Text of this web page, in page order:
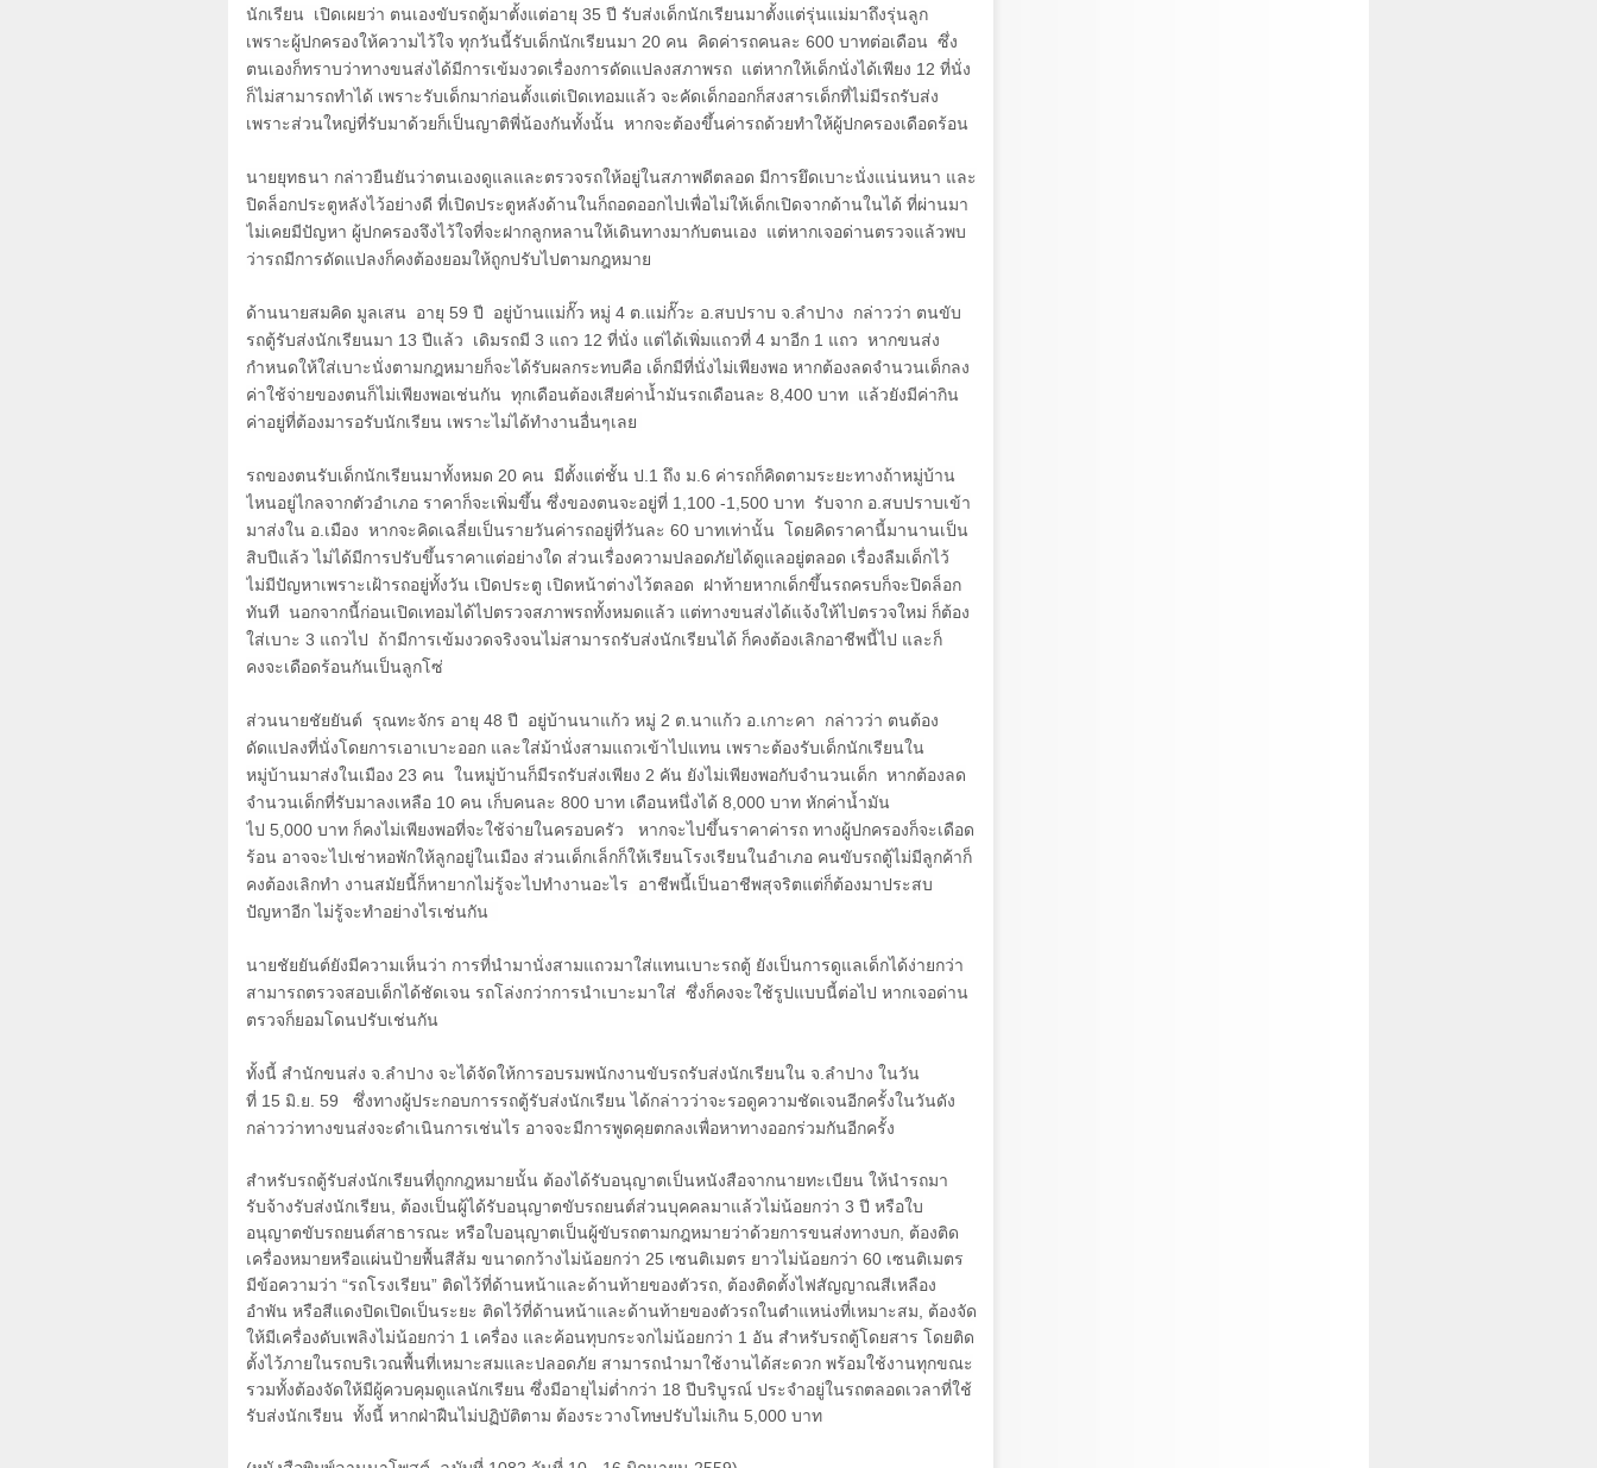
นักเรียน เปิดเผยว่า ตนเองขับรถตู้มาตั้งแต่อายุ 35 ปี รับส่งเด็กนักเรียนมาตั้งแต่รุ่นแม่มาถึงรุ่นลูก
เพราะผู้ปกครองให้ความไว้ใจ ทุกวันนี้รับเด็กนักเรียนมา 20 คน คิดค่ารถคนละ 600 บาทต่อเดือน ซึ่ง
ตนเองก็ทราบว่าทางขนส่งได้มีการเข้มงวดเรื่องการดัดแปลงสภาพรถ แต่หากให้เด็กนั่งได้เพียง 12 ที่นั่ง
ก็ไม่สามารถทำได้ เพราะรับเด็กมาก่อนตั้งแต่เปิดเทอมแล้ว จะคัดเด็กออกก็สงสารเด็กที่ไม่มีรถรับส่ง
เพราะส่วนใหญ่ที่รับมาด้วยก็เป็นญาติพี่น้องกันทั้งนั้น หากจะต้องขึ้นค่ารถด้วยทำให้ผู้ปกครองเดือดร้อน
นายยุทธนา กล่าวยืนยันว่าตนเองดูแลและตรวจรถให้อยู่ในสภาพดีตลอด มีการยึดเบาะนั่งแน่นหนา และ
ปิดล็อกประตูหลังไว้อย่างดี ที่เปิดประตูหลังด้านในก็ถอดออกไปเพื่อไม่ให้เด็กเปิดจากด้านในได้ ที่ผ่านมา
ไม่เคยมีปัญหา ผู้ปกครองจึงไว้ใจที่จะฝากลูกหลานให้เดินทางมากับตนเอง แต่หากเจอด่านตรวจแล้วพบ
ว่ารถมีการดัดแปลงก็คงต้องยอมให้ถูกปรับไปตามกฎหมาย
ด้านนายสมคิด มูลเสน อายุ 59 ปี อยู่บ้านแม่กั๊ว หมู่ 4 ต.แม่กั๊วะ อ.สบปราบ จ.ลำปาง กล่าวว่า ตนขับ
รถตู้รับส่งนักเรียนมา 13 ปีแล้ว เดิมรถมี 3 แถว 12 ที่นั่ง แต่ได้เพิ่มแถวที่ 4 มาอีก 1 แถว หากขนส่ง
กำหนดให้ใส่เบาะนั่งตามกฎหมายก็จะได้รับผลกระทบคือ เด็กมีที่นั่งไม่เพียงพอ หากต้องลดจำนวนเด็กลง
ค่าใช้จ่ายของตนก็ไม่เพียงพอเช่นกัน ทุกเดือนต้องเสียค่าน้ำมันรถเดือนละ 8,400 บาท แล้วยังมีค่ากิน
ค่าอยู่ที่ต้องมารอรับนักเรียน เพราะไม่ได้ทำงานอื่นๆเลย
รถของตนรับเด็กนักเรียนมาทั้งหมด 20 คน มีตั้งแต่ชั้น ป.1 ถึง ม.6 ค่ารถก็คิดตามระยะทางถ้าหมู่บ้าน
ไหนอยู่ไกลจากตัวอำเภอ ราคาก็จะเพิ่มขึ้น ซึ่งของตนจะอยู่ที่ 1,100 -1,500 บาท รับจาก อ.สบปราบเข้า
มาส่งใน อ.เมือง หากจะคิดเฉลี่ยเป็นรายวันค่ารถอยู่ที่วันละ 60 บาทเท่านั้น โดยคิดราคานี้มานานเป็น
สิบปีแล้ว ไม่ได้มีการปรับขึ้นราคาแต่อย่างใด ส่วนเรื่องความปลอดภัยได้ดูแลอยู่ตลอด เรื่องลืมเด็กไว้
ไม่มีปัญหาเพราะเฝ้ารถอยู่ทั้งวัน เปิดประตู เปิดหน้าต่างไว้ตลอด ฝาท้ายหากเด็กขึ้นรถครบก็จะปิดล็อก
ทันที นอกจากนี้ก่อนเปิดเทอมได้ไปตรวจสภาพรถทั้งหมดแล้ว แต่ทางขนส่งได้แจ้งให้ไปตรวจใหม่ ก็ต้อง
ใส่เบาะ 3 แถวไป ถ้ามีการเข้มงวดจริงจนไม่สามารถรับส่งนักเรียนได้ ก็คงต้องเลิกอาชีพนี้ไป และก็
คงจะเดือดร้อนกันเป็นลูกโซ่
ส่วนนายชัยยันต์ รุณทะจักร อายุ 48 ปี อยู่บ้านนาแก้ว หมู่ 2 ต.นาแก้ว อ.เกาะคา กล่าวว่า ตนต้อง
ดัดแปลงที่นั่งโดยการเอาเบาะออก และใส่ม้านั่งสามแถวเข้าไปแทน เพราะต้องรับเด็กนักเรียนใน
หมู่บ้านมาส่งในเมือง 23 คน ในหมู่บ้านก็มีรถรับส่งเพียง 2 คัน ยังไม่เพียงพอกับจำนวนเด็ก หากต้องลด
จำนวนเด็กที่รับมาลงเหลือ 10 คน เก็บคนละ 800 บาท เดือนหนึ่งได้ 8,000 บาท หักค่าน้ำมัน
ไป 5,000 บาท ก็คงไม่เพียงพอที่จะใช้จ่ายในครอบครัว หากจะไปขึ้นราคาค่ารถ ทางผู้ปกครองก็จะเดือด
ร้อน อาจจะไปเช่าหอพักให้ลูกอยู่ในเมือง ส่วนเด็กเล็กก็ให้เรียนโรงเรียนในอำเภอ คนขับรถตู้ไม่มีลูกค้าก็
คงต้องเลิกทำ งานสมัยนี้ก็หายากไม่รู้จะไปทำงานอะไร อาชีพนี้เป็นอาชีพสุจริตแต่ก็ต้องมาประสบ
ปัญหาอีก ไม่รู้จะทำอย่างไรเช่นกัน
นายชัยยันต์ยังมีความเห็นว่า การที่นำมานั่งสามแถวมาใส่แทนเบาะรถตู้ ยังเป็นการดูแลเด็กได้ง่ายกว่า
สามารถตรวจสอบเด็กได้ชัดเจน รถโล่งกว่าการนำเบาะมาใส่ ซึ่งก็คงจะใช้รูปแบบนี้ต่อไป หากเจอด่าน
ตรวจก็ยอมโดนปรับเช่นกัน
ทั้งนี้ สำนักขนส่ง จ.ลำปาง จะได้จัดให้การอบรมพนักงานขับรถรับส่งนักเรียนใน จ.ลำปาง ในวัน
ที่ 15 มิ.ย. 59 ซึ่งทางผู้ประกอบการรถตู้รับส่งนักเรียน ได้กล่าวว่าจะรอดูความชัดเจนอีกครั้งในวันดัง
กล่าวว่าทางขนส่งจะดำเนินการเช่นไร อาจจะมีการพูดคุยตกลงเพื่อหาทางออกร่วมกันอีกครั้ง
สำหรับรถตู้รับส่งนักเรียนที่ถูกกฎหมายนั้น ต้องได้รับอนุญาตเป็นหนังสือจากนายทะเบียน ให้นำรถมา
รับจ้างรับส่งนักเรียน, ต้องเป็นผู้ได้รับอนุญาตขับรถยนต์ส่วนบุคคลมาแล้วไม่น้อยกว่า 3 ปี หรือใบ
อนุญาตขับรถยนต์สาธารณะ หรือใบอนุญาตเป็นผู้ขับรถตามกฎหมายว่าด้วยการขนส่งทางบก, ต้องติด
เครื่องหมายหรือแผ่นป้ายพื้นสีส้ม ขนาดกว้างไม่น้อยกว่า 25 เซนติเมตร ยาวไม่น้อยกว่า 60 เซนติเมตร
มีข้อความว่า “รถโรงเรียน” ติดไว้ที่ด้านหน้าและด้านท้ายของตัวรถ, ต้องติดตั้งไฟสัญญาณสีเหลือง
อำพัน หรือสีแดงปิดเปิดเป็นระยะ ติดไว้ที่ด้านหน้าและด้านท้ายของตัวรถในตำแหน่งที่เหมาะสม, ต้องจัด
ให้มีเครื่องดับเพลิงไม่น้อยกว่า 1 เครื่อง และค้อนทุบกระจกไม่น้อยกว่า 1 อัน สำหรับรถตู้โดยสาร โดยติด
ตั้งไว้ภายในรถบริเวณพื้นที่เหมาะสมและปลอดภัย สามารถนำมาใช้งานได้สะดวก พร้อมใช้งานทุกขณะ
รวมทั้งต้องจัดให้มีผู้ควบคุมดูแลนักเรียน ซึ่งมีอายุไม่ต่ำกว่า 18 ปีบริบูรณ์ ประจำอยู่ในรถตลอดเวลาที่ใช้
รับส่งนักเรียน ทั้งนี้ หากฝ่าฝืนไม่ปฏิบัติตาม ต้องระวางโทษปรับไม่เกิน 5,000 บาท